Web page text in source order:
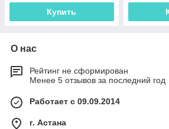
Купить
О нас
Рейтинг не сформирован
Менее 5 отзывов за последний год
Работает с 09.09.2014
г. Астана